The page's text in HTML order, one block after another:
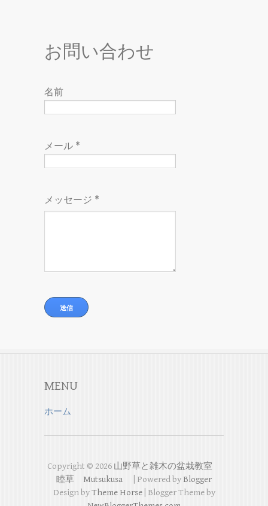
お問い合わせ
名前
メール *
メッセージ *
MENU
ホーム
Copyright © 2026 山野草と雑木の盆栽教室
睦草 Mutsukusa
| Powered by Blogger
Design byTheme Horse| Blogger Theme by